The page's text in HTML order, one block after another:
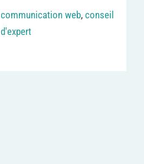
communication web,conseil
d'expert